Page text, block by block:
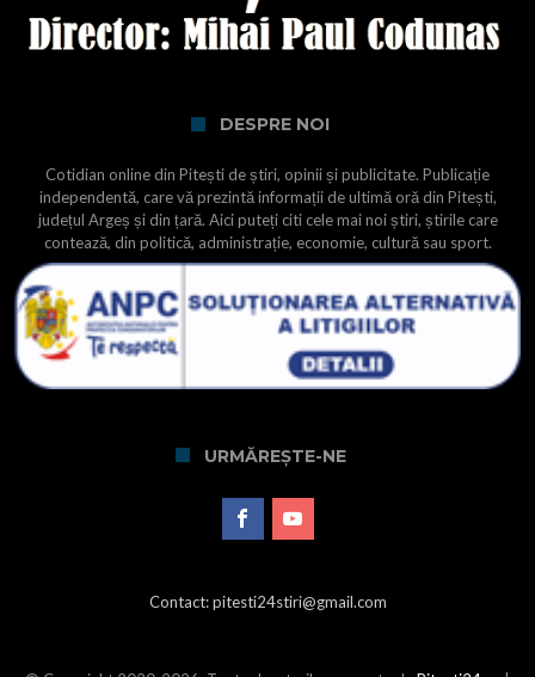
DESPRE NOI
Cotidian online din Pitești de știri, opinii și publicitate. Publicație
independentă, care vă prezintă informații de ultimă oră din Pitești,
județul Argeș și din țară. Aici puteți citi cele mai noi știri, știrile care
contează, din politică, administrație, economie, cultură sau sport.
URMĂREȘTE-NE
Contact: pitesti24stiri@gmail.com